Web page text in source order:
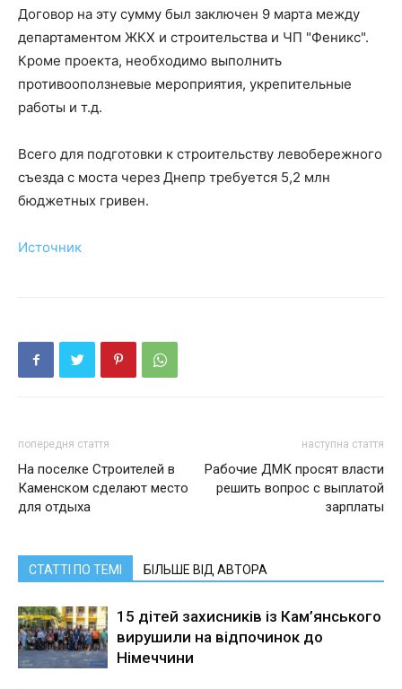
Договор на эту сумму был заключен 9 марта между
департаментом ЖКХ и строительства и ЧП "Феникс".
Кроме проекта, необходимо выполнить
противооползневые мероприятия, укрепительные
работы и т.д.
Всего для подготовки к строительству левобережного
съезда с моста через Днепр требуется 5,2 млн
бюджетных гривен.
Источник
попередня стаття
На поселке Строителей в
Каменском сделают место
для отдыха
наступна стаття
Рабочие ДМК просят власти
решить вопрос с выплатой
зарплаты
СТАТТІ ПО ТЕМІ БІЛЬШЕ ВІД АВТОРА
15 дітей захисників із Кам’янського
вирушили на відпочинок до
Німеччини